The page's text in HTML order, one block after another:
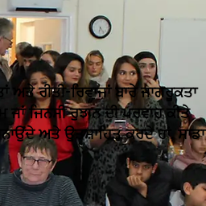
ਰੀਤੀ-ਰਿਵਾਜਾਂ ਬਾਰੇ ਜਾਗਰੂਕਤਾ
ਜਿਨਸੀ ਰੁਝਾਨ ਦੀ ਪਰਵਾਹ ਕੀਤੇ
ਅਤੇ ਉਤਸ਼ਾਹਿਤ ਕਰਦੇ ਹਾਂ, ਸਾਡਾ